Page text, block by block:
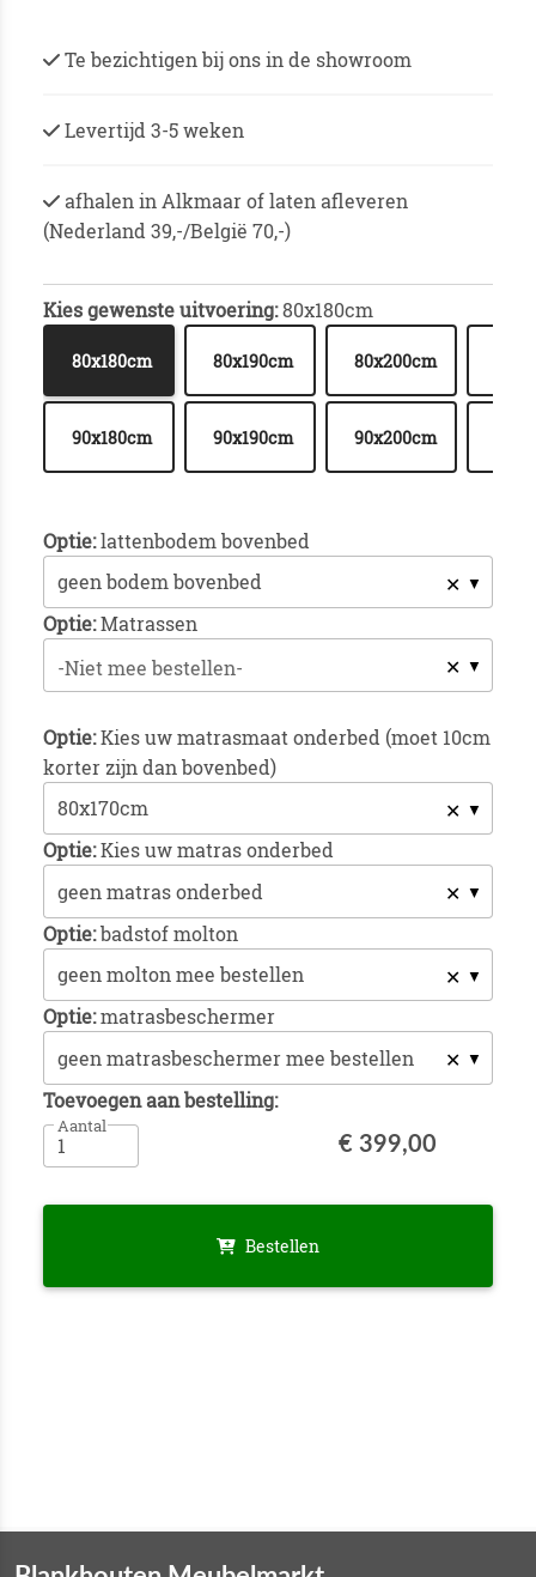
Te bezichtigen bij ons in de showroom
Levertijd 3-5 weken
afhalen in Alkmaar of laten afleveren
(Nederland 39,-/België 70,-)
Kies gewenste uitvoering:80x180cm
80x180cm 80x190cm 80x200cm
90x180cm 90x190cm 90x200cm
Optie:lattenbodem bovenbed
✕
Optie:Matrassen
✕
-Niet mee bestellen-
Optie:Kies uw matrasmaat onderbed (moet 10cm
korter zijn dan bovenbed)
✕
Optie:Kies uw matras onderbed
✕
Optie:badstof molton
✕
Optie:matrasbeschermer
✕
Toevoegen aan bestelling:
Aantal
€ 399,00
Bestellen